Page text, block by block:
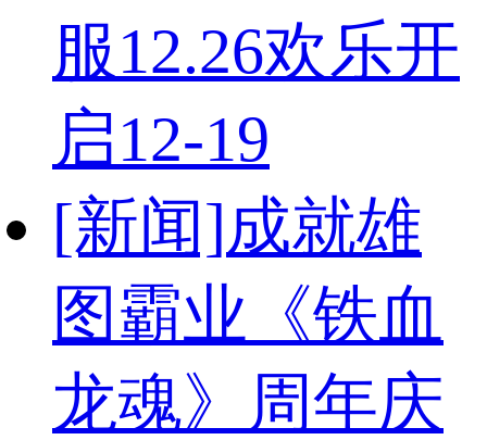
服12.26欢乐开
启12-19
[新闻]成就雄
图霸业《铁血
龙魂》周年庆